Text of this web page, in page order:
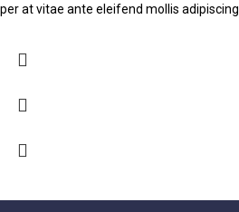
per at vitae ante eleifend mollis adipiscing.